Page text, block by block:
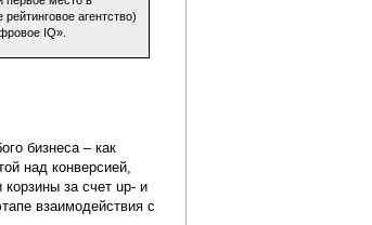
агентство)
IQ».
бизнеса – как
над конверсией,
за счет up- и
взаимодействия с